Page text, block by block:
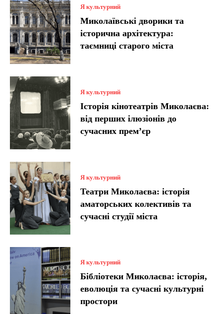
Я культурний
Миколаївські дворики та
історична архітектура:
таємниці старого міста
Я культурний
Історія кінотеатрів Миколаєва:
від перших ілюзіонів до
сучасних прем’єр
Я культурний
Театри Миколаєва: історія
аматорських колективів та
сучасні студії міста
Я культурний
Бібліотеки Миколаєва: історія,
еволюція та сучасні культурні
простори